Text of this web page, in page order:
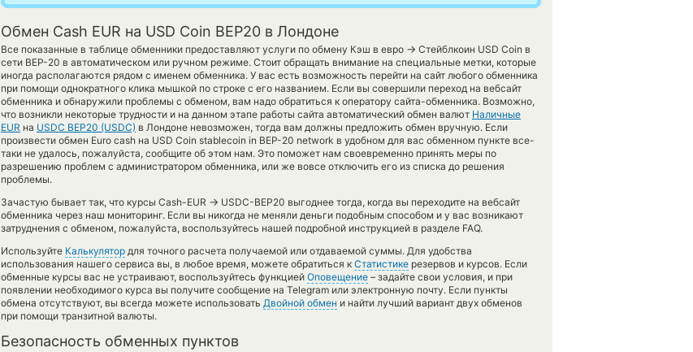
Обмен Cash EUR на USD Coin BEP20 в Лондоне
Все показанные в таблице обменники предоставляют услуги по обмену Кэш в евро → Стейблкоин USD Coin в
сети BEP-20 в автоматическом или ручном режиме. Стоит обращать внимание на специальные метки, которые
иногда располагаются рядом с именем обменника. У вас есть возможность перейти на сайт любого обменника
при помощи однократного клика мышкой по строке с его названием. Если вы совершили переход на вебсайт
обменника и обнаружили проблемы с обменом, вам надо обратиться к оператору сайта-обменника. Возможно,
что возникли некоторые трудности и на данном этапе работы сайта автоматический обмен валют Наличные
EUR на USDC BEP20 (USDC) в Лондоне невозможен, тогда вам должны предложить обмен вручную. Если
произвести обмен Euro cash на USD Coin stablecoin in BEP-20 network в удобном для вас обменном пункте все-
таки не удалось, пожалуйста, сообщите об этом нам. Это поможет нам своевременно принять меры по
разрешению проблем с администратором обменника, или же вовсе отключить его из списка до решения
проблемы.
Зачастую бывает так, что курсы Cash-EUR → USDC-BEP20 выгоднее тогда, когда вы переходите на вебсайт
обменника через наш мониторинг. Если вы никогда не меняли деньги подобным способом и у вас возникают
затруднения с обменом, пожалуйста, воспользуйтесь нашей подробной инструкцией в разделе FAQ.
Используйте Калькулятор для точного расчета получаемой или отдаваемой суммы. Для удобства
использования нашего сервиса вы, в любое время, можете обратиться к Статистике резервов и курсов. Если
обменные курсы вас не устраивают, воспользуйтесь функцией Оповещение – задайте свои условия, и при
появлении необходимого курса вы получите сообщение на Telegram или электронную почту. Если пункты
обмена отсутствуют, вы всегда можете использовать Двойной обмен и найти лучший вариант двух обменов
при помощи транзитной валюты.
Безопасность обменных пунктов